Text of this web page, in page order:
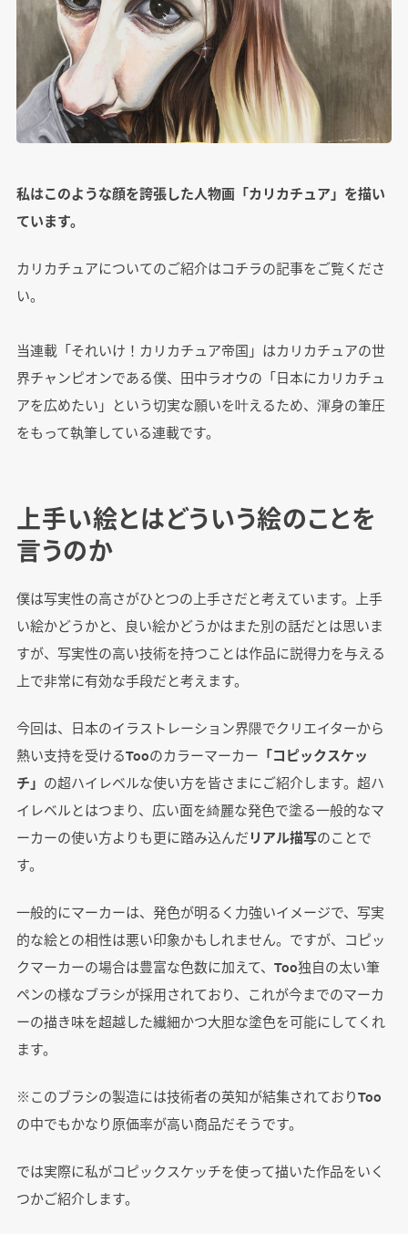
私はこのような顔を誇張した人物画「カリカチュア」を描い
ています。
カリカチュアについてのご紹介はコチラの記事をご覧くださ
い。
当連載「それいけ！カリカチュア帝国」はカリカチュアの世
界チャンピオンである僕、田中ラオウの「日本にカリカチュ
アを広めたい」という切実な願いを叶えるため、渾身の筆圧
をもって執筆している連載です。
上手い絵とはどういう絵のことを
言うのか
僕は写実性の高さがひとつの上手さだと考えています。上手
い絵かどうかと、良い絵かどうかはまた別の話だとは思いま
すが、写実性の高い技術を持つことは作品に説得力を与える
上で非常に有効な手段だと考えます。
今回は、日本のイラストレーション界隈でクリエイターから
熱い支持を受けるTooのカラーマーカー 「コピックスケッ
チ」 の超ハイレベルな使い方を皆さまにご紹介します。超ハ
イレベルとはつまり、広い面を綺麗な発色で塗る一般的なマ
ーカーの使い方よりも更に踏み込んだリアル描写のことで
す。
一般的にマーカーは、発色が明るく力強いイメージで、写実
的な絵との相性は悪い印象かもしれません。ですが、コピッ
クマーカーの場合は豊富な色数に加えて、Too独自の太い筆
ペンの様なブラシが採用されており、これが今までのマーカ
ーの描き味を超越した繊細かつ大胆な塗色を可能にしてくれ
ます。
※このブラシの製造には技術者の英知が結集されておりToo
の中でもかなり原価率が高い商品だそうです。
では実際に私がコピックスケッチを使って描いた作品をいく
つかご紹介します。